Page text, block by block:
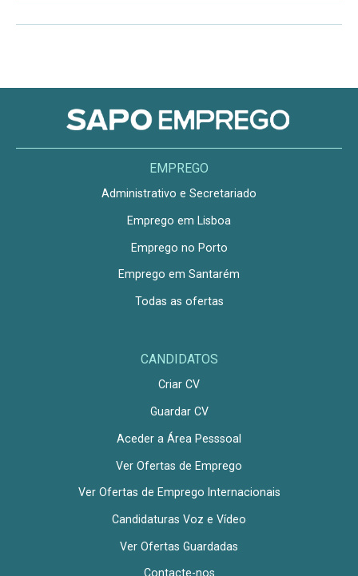
EMPREGO
Administrativo e Secretariado
Emprego em Lisboa
Emprego no Porto
Emprego em Santarém
Todas as ofertas
CANDIDATOS
Criar CV
Guardar CV
Aceder a Área Pesssoal
Ver Ofertas de Emprego
Ver Ofertas de Emprego Internacionais
Candidaturas Voz e Vídeo
Ver Ofertas Guardadas
Contacte-nos